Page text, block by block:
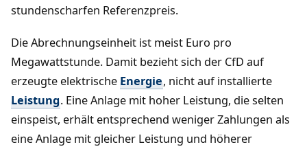
stundenscharfen Referenzpreis.
Die Abrechnungseinheit ist meist Euro pro
Megawattstunde. Damit bezieht sich der CfD auf
erzeugte elektrische Energie, nicht auf installierte
Leistung. Eine Anlage mit hoher Leistung, die selten
einspeist, erhält entsprechend weniger Zahlungen als
eine Anlage mit gleicher Leistung und höherer